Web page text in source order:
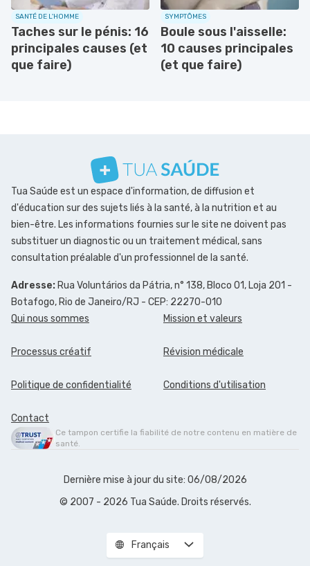
SANTÉ DE L'HOMME
Taches sur le pénis: 16
principales causes (et
que faire)
SYMPTÔMES
Boule sous l'aisselle:
10 causes principales
(et que faire)
Tua Saúde est un espace d'information, de diffusion et
d'éducation sur des sujets liés à la santé, à la nutrition et au
bien-être. Les informations fournies sur le site ne doivent pas
substituer un diagnostic ou un traitement médical, sans
consultation préalable d'un professionnel de la santé.
Adresse: Rua Voluntários da Pátria, n° 138, Bloco 01, Loja 201 -
Botafogo, Rio de Janeiro/RJ - CEP: 22270-010
Qui nous sommes
Mission et valeurs
Processus créatif Révision médicale
Politique de confidentialité Conditions d'utilisation
Contact
Ce tampon certifie la fiabilité de notre contenu en matière de
santé.
Dernière mise à jour du site: 06/08/2026
© 2007 - 2026 Tua Saúde. Droits réservés.
Français